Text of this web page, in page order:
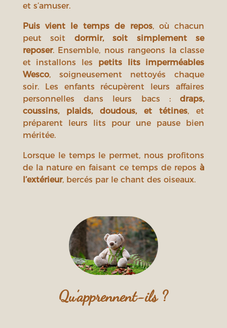
et s’amuser.
Puis vient le temps de repos, où chacun
peut soit dormir, soit simplement se
reposer. Ensemble, nous rangeons la classe
et installons les petits lits imperméables
Wesco, soigneusement nettoyés chaque
soir. Les enfants récupèrent leurs affaires
personnelles dans leurs bacs :draps,
coussins, plaids, doudous, et tétines, et
préparent leurs lits pour une pause bien
méritée.
Lorsque le temps le permet, nous profitons
de la nature en faisant ce temps de reposà
l’extérieur, bercés par le chant des oiseaux.
Qu’apprennent-ils ?